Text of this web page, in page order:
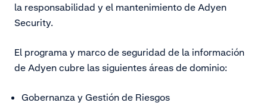
la responsabilidad y el mantenimiento de Adyen
Security.
El programa y marco de seguridad de la información
de Adyen cubre las siguientes áreas de dominio:
Gobernanza y Gestión de Riesgos